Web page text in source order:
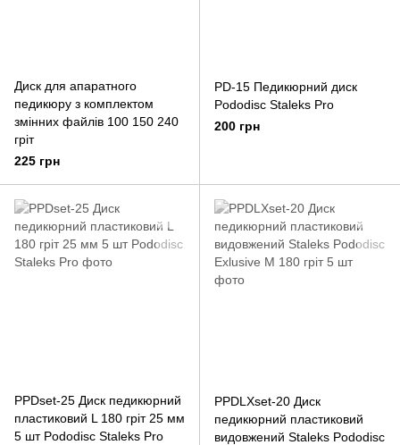
Диск для апаратного
педикюру з комплектом
змінних файлів 100 150 240
гріт
225 грн
PD-15 Педикюрний диск
Pododisc Staleks Pro
200 грн
PPDset-25 Диск педикюрний
пластиковий L 180 гріт 25 мм
5 шт Pododisc Staleks Pro
PPDLXset-20 Диск
педикюрний пластиковий
видовжений Staleks Pododisc